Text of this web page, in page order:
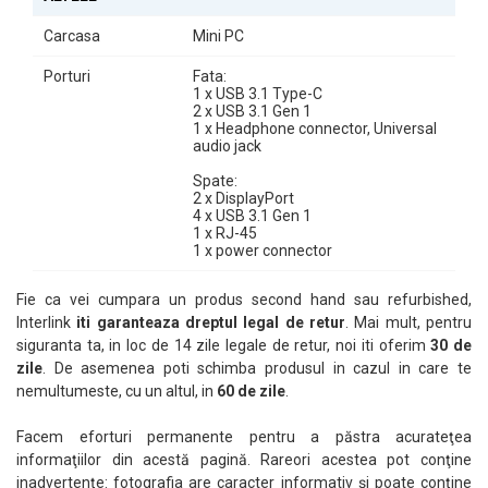
Carcasa Mini PC
Porturi
Fata:
1 x USB 3.1 Type-C
2 x USB 3.1 Gen 1
1 x Headphone connector, Universal
audio jack
Spate:
2 x DisplayPort
4 x USB 3.1 Gen 1
1 x RJ-45
1 x power connector
Fie ca vei cumpara un produs second hand sau refurbished,
Interlink iti garanteaza dreptul legal de retur. Mai mult, pentru
siguranta ta, in loc de 14 zile legale de retur, noi iti oferim30 de
zile. De asemenea poti schimba produsul in cazul in care te
nemultumeste, cu un altul, in 60 de zile.
Facem eforturi permanente pentru a păstra acurateţea
informaţiilor din acestă pagină. Rareori acestea pot conţine
inadvertenţe: fotografia are caracter informativ şi poate conţine